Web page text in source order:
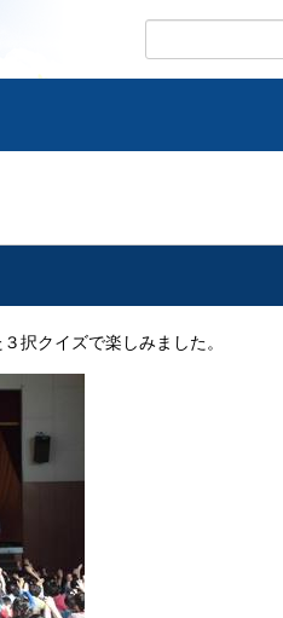
択クイズで楽しみました。